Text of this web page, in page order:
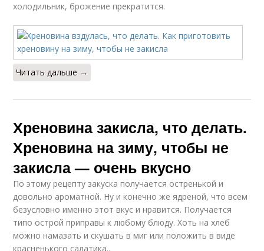
холодильник, брожение прекратится.
Читать дальше →
Хреновина закисла, что делать.
Хреновина на зиму, чтобы не
закисла — очень вкусно
По этому рецепту закуска получается остренькой и
довольно ароматной. Ну и конечно же ядреной, что всем
безусловно именно этот вкус и нравится. Получается
типо острой приправы к любому блюду. Хоть на хлеб
можно намазать и скушать в миг или положить в виде
красненького салатика..